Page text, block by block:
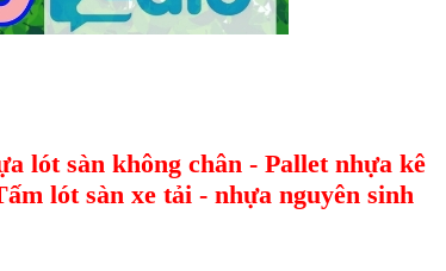
lót sàn không chân - Pallet nhựa kê
lót sàn xe tải - nhựa nguyên sinh